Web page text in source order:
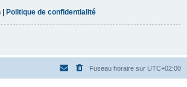
| Politique de confidentialité
Fuseau horaire sur UTC+02:00